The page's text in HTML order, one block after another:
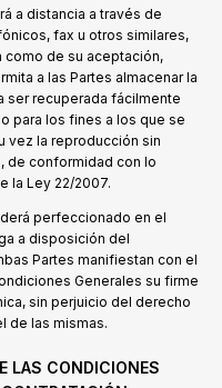
a distancia a través de
fax u otros similares,
de su aceptación,
a las Partes almacenar la
ser recuperada fácilmente
para los fines a los que se
vez la reproducción sin
de conformidad con lo
la Ley 22/2007.
perfeccionado en el
a disposición del
Partes manifiestan con el
Generales su firme
sin perjuicio del derecho
de las mismas.
LAS CONDICIONES